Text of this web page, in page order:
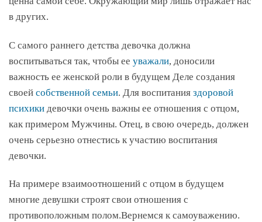
в других.
С самого раннего детства девочка должна
воспитываться так, чтобы ее уважали, доносили
важность ее женской роли в будущем Деле создания
своей собственной семьи. Для воспитания здоровой
психики девочки очень важны ее отношения с отцом,
как примером Мужчины. Отец, в свою очередь, должен
очень серьезно отнестись к участию воспитания
девочки.
На примере взаимоотношений с отцом в будущем
многие девушки строят свои отношения с
противоположным полом.Вернемся к самоуважению.